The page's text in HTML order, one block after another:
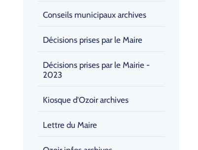
Conseils municipaux archives
Décisions prises par le Maire
Décisions prises par le Mairie -
2023
Kiosque d'Ozoir archives
Lettre du Maire